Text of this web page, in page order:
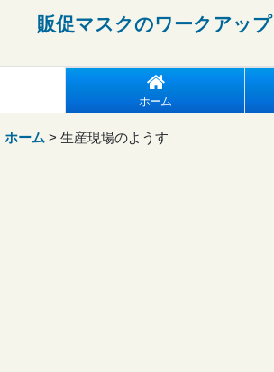
販促マスクのワークアップ
ホーム
ホーム > 生産現場のようす